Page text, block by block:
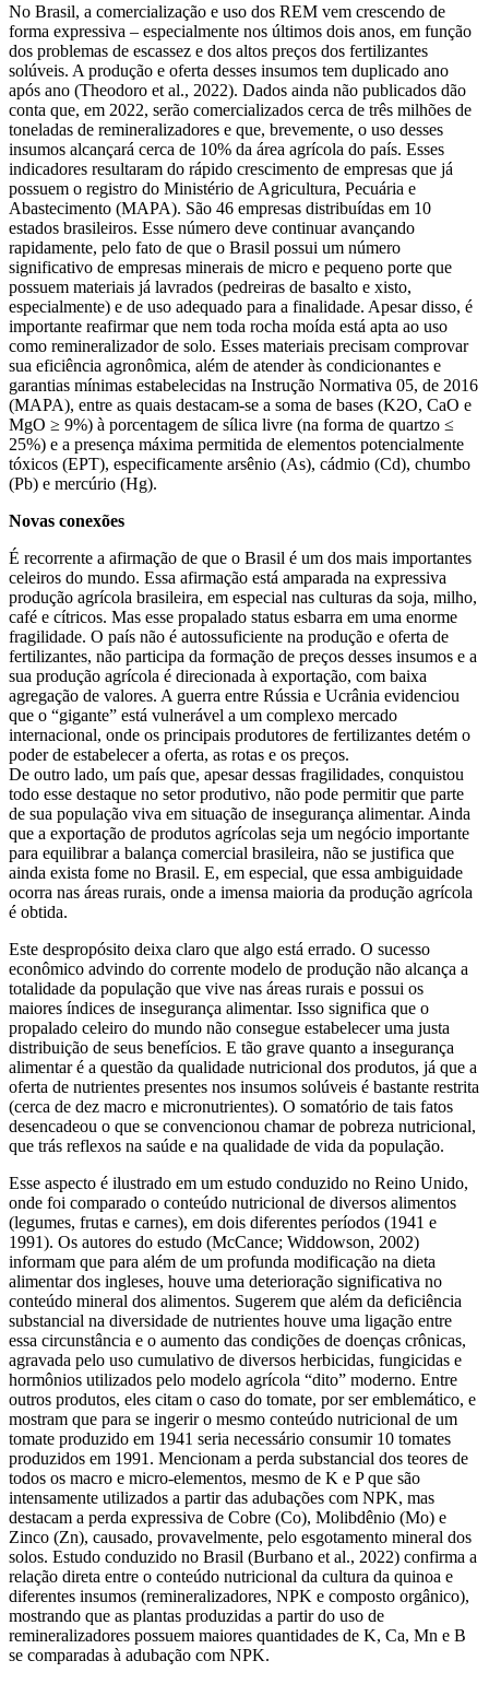
No Brasil, a comercialização e uso dos REM vem crescendo de
forma expressiva – especialmente nos últimos dois anos, em função
dos problemas de escassez e dos altos preços dos fertilizantes
solúveis. A produção e oferta desses insumos tem duplicado ano
após ano (Theodoro et al., 2022). Dados ainda não publicados dão
conta que, em 2022, serão comercializados cerca de três milhões de
toneladas de remineralizadores e que, brevemente, o uso desses
insumos alcançará cerca de 10% da área agrícola do país. Esses
indicadores resultaram do rápido crescimento de empresas que já
possuem o registro do Ministério de Agricultura, Pecuária e
Abastecimento (MAPA). São 46 empresas distribuídas em 10
estados brasileiros. Esse número deve continuar avançando
rapidamente, pelo fato de que o Brasil possui um número
significativo de empresas minerais de micro e pequeno porte que
possuem materiais já lavrados (pedreiras de basalto e xisto,
especialmente) e de uso adequado para a finalidade. Apesar disso, é
importante reafirmar que nem toda rocha moída está apta ao uso
como remineralizador de solo. Esses materiais precisam comprovar
sua eficiência agronômica, além de atender às condicionantes e
garantias mínimas estabelecidas na Instrução Normativa 05, de 2016
(MAPA), entre as quais destacam-se a soma de bases (K2O, CaO e
MgO ≥ 9%) à porcentagem de sílica livre (na forma de quartzo ≤
25%) e a presença máxima permitida de elementos potencialmente
tóxicos (EPT), especificamente arsênio (As), cádmio (Cd), chumbo
(Pb) e mercúrio (Hg).
Novas conexões
É recorrente a afirmação de que o Brasil é um dos mais importantes
celeiros do mundo. Essa afirmação está amparada na expressiva
produção agrícola brasileira, em especial nas culturas da soja, milho,
café e cítricos. Mas esse propalado status esbarra em uma enorme
fragilidade. O país não é autossuficiente na produção e oferta de
fertilizantes, não participa da formação de preços desses insumos e a
sua produção agrícola é direcionada à exportação, com baixa
agregação de valores. A guerra entre Rússia e Ucrânia evidenciou
que o “gigante” está vulnerável a um complexo mercado
internacional, onde os principais produtores de fertilizantes detém o
poder de estabelecer a oferta, as rotas e os preços.
De outro lado, um país que, apesar dessas fragilidades, conquistou
todo esse destaque no setor produtivo, não pode permitir que parte
de sua população viva em situação de insegurança alimentar. Ainda
que a exportação de produtos agrícolas seja um negócio importante
para equilibrar a balança comercial brasileira, não se justifica que
ainda exista fome no Brasil. E, em especial, que essa ambiguidade
ocorra nas áreas rurais, onde a imensa maioria da produção agrícola
é obtida.
Este despropósito deixa claro que algo está errado. O sucesso
econômico advindo do corrente modelo de produção não alcança a
totalidade da população que vive nas áreas rurais e possui os
maiores índices de insegurança alimentar. Isso significa que o
propalado celeiro do mundo não consegue estabelecer uma justa
distribuição de seus benefícios. E tão grave quanto a insegurança
alimentar é a questão da qualidade nutricional dos produtos, já que a
oferta de nutrientes presentes nos insumos solúveis é bastante restrita
(cerca de dez macro e micronutrientes). O somatório de tais fatos
desencadeou o que se convencionou chamar de pobreza nutricional,
que trás reflexos na saúde e na qualidade de vida da população.
Esse aspecto é ilustrado em um estudo conduzido no Reino Unido,
onde foi comparado o conteúdo nutricional de diversos alimentos
(legumes, frutas e carnes), em dois diferentes períodos (1941 e
1991). Os autores do estudo (McCance; Widdowson, 2002)
informam que para além de um profunda modificação na dieta
alimentar dos ingleses, houve uma deterioração significativa no
conteúdo mineral dos alimentos. Sugerem que além da deficiência
substancial na diversidade de nutrientes houve uma ligação entre
essa circunstância e o aumento das condições de doenças crônicas,
agravada pelo uso cumulativo de diversos herbicidas, fungicidas e
hormônios utilizados pelo modelo agrícola “dito” moderno. Entre
outros produtos, eles citam o caso do tomate, por ser emblemático, e
mostram que para se ingerir o mesmo conteúdo nutricional de um
tomate produzido em 1941 seria necessário consumir 10 tomates
produzidos em 1991. Mencionam a perda substancial dos teores de
todos os macro e micro-elementos, mesmo de K e P que são
intensamente utilizados a partir das adubações com NPK, mas
destacam a perda expressiva de Cobre (Co), Molibdênio (Mo) e
Zinco (Zn), causado, provavelmente, pelo esgotamento mineral dos
solos. Estudo conduzido no Brasil (Burbano et al., 2022) confirma a
relação direta entre o conteúdo nutricional da cultura da quinoa e
diferentes insumos (remineralizadores, NPK e composto orgânico),
mostrando que as plantas produzidas a partir do uso de
remineralizadores possuem maiores quantidades de K, Ca, Mn e B
se comparadas à adubação com NPK.